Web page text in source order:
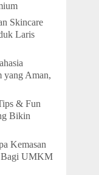
Skincare
Laris
yang Aman,
& Fun
Bikin
Kemasan
Bagi UMKM